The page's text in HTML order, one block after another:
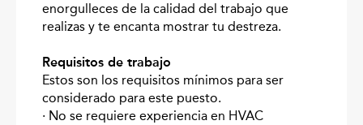
enorgulleces de la calidad del trabajo que
realizas y te encanta mostrar tu destreza.
Requisitos de trabajo
Estos son los requisitos mínimos para ser
considerado para este puesto.
· No se requiere experiencia en HVAC